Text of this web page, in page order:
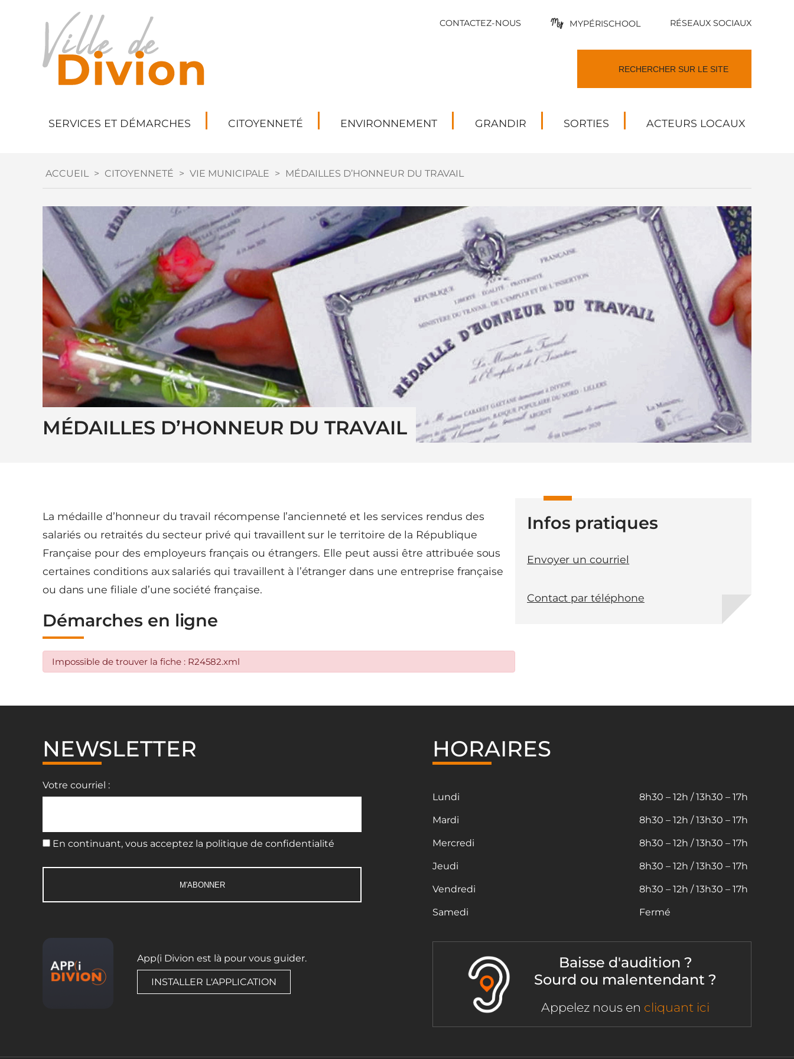
CONTACTEZ-NOUS MYPÉRISCHOOL RÉSEAUX SOCIAUX
SERVICES ET DÉMARCHES CITOYENNETÉ ENVIRONNEMENT GRANDIR SORTIES ACTEURS LOCAUX
ACCUEIL > CITOYENNETÉ > VIE MUNICIPALE > MÉDAILLES D’HONNEUR DU TRAVAIL
MÉDAILLES D’HONNEUR DU TRAVAIL
La médaille d’honneur du travail récompense l’ancienneté et les services rendus des
salariés ou retraités du secteur privé qui travaillent sur le territoire de la République
Française pour des employeurs français ou étrangers. Elle peut aussi être attribuée sous
certaines conditions aux salariés qui travaillent à l’étranger dans une entreprise française
ou dans une filiale d’une société française.
Démarches en ligne
Impossible de trouver la fiche : R24582.xml
Infos pratiques
Envoyer un courriel
Contact par téléphone
NEWSLETTER
Votre courriel :
En continuant, vous acceptez la politique de confidentialité
App(i Divion est là pour vous guider.
INSTALLER L'APPLICATION
HORAIRES
Lundi
Mardi
Mercredi
Jeudi
Vendredi
Samedi
8h30 – 12h / 13h30 – 17h
8h30 – 12h / 13h30 – 17h
8h30 – 12h / 13h30 – 17h
8h30 – 12h / 13h30 – 17h
8h30 – 12h / 13h30 – 17h
Fermé
Baisse d'audition ?
Sourd ou malentendant ?
Appelez nous en cliquant ici